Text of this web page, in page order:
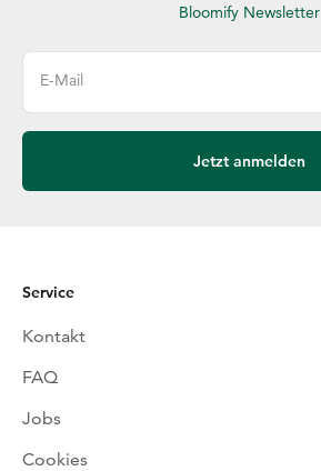
Bloomify Newsletter
E-Mail
Jetzt anmelden
Service
Kontakt
FAQ
Jobs
Cookies